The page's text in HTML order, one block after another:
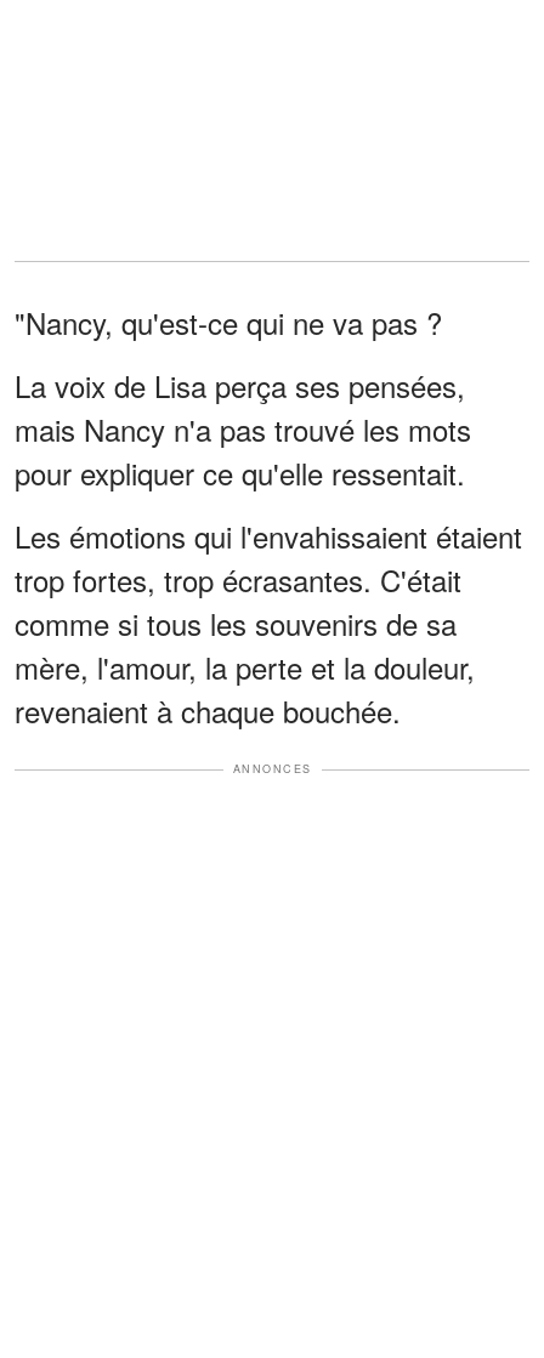
"Nancy, qu'est-ce qui ne va pas ?
La voix de Lisa perça ses pensées,
mais Nancy n'a pas trouvé les mots
pour expliquer ce qu'elle ressentait.
Les émotions qui l'envahissaient étaient
trop fortes, trop écrasantes. C'était
comme si tous les souvenirs de sa
mère, l'amour, la perte et la douleur,
revenaient à chaque bouchée.
ANNONCES